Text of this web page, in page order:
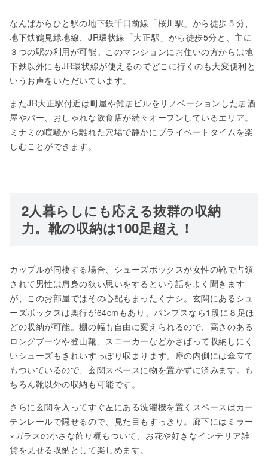
なんばからひと駅の地下鉄千日前線「桜川駅」から徒歩５分、
地下鉄鶴見緑地線、JR環状線「大正駅」から徒歩5分と、主に
３つの駅の利用が可能。このマンションにお住いの方からは地
下鉄以外にもJR環状線が使えるのでどこに行くのも大変便利と
いうお声をいただいています。
またJR大正駅付近は町屋や雑居ビルをリノベーションした居酒
屋やバー、おしゃれな飲食店が続々オープンしているエリア。
ミナミの喧騒から離れた穴場で静かにプライベートタイムを楽
しむことができます。
2人暮らしにも応える抜群の収納
力。靴の収納は100足超え！
カップルが同棲する場合、シューズボックスが女性の靴で占領
されて男性は肩身の狭い思いをするという話をよく聞きます
が、このお部屋ではその心配もまったくナシ。玄関にあるシュ
ーズボックスは奥行が64cmもあり、パンプスなら1段に８足ほ
どの収納が可能。棚の幅も自由に変えられるので、高さのある
ロングブーツや登山靴、スニーカーなどかさばって収納しにく
いシューズもきれいすっぽり収まります。扉の内側には傘立て
もついているので、玄関スペースに物を置かずに済みます。も
ちろん靴以外の収納も可能です。
さらに玄関を入ってすぐ左にある洗濯機を置くスペースはカー
テンレールで隠せるので、見た目もすっきり。廊下にはミラー
×ガラスの小さな飾り棚もついて、お花や好きなインテリア雑
貨を見せる収納として楽しめます。